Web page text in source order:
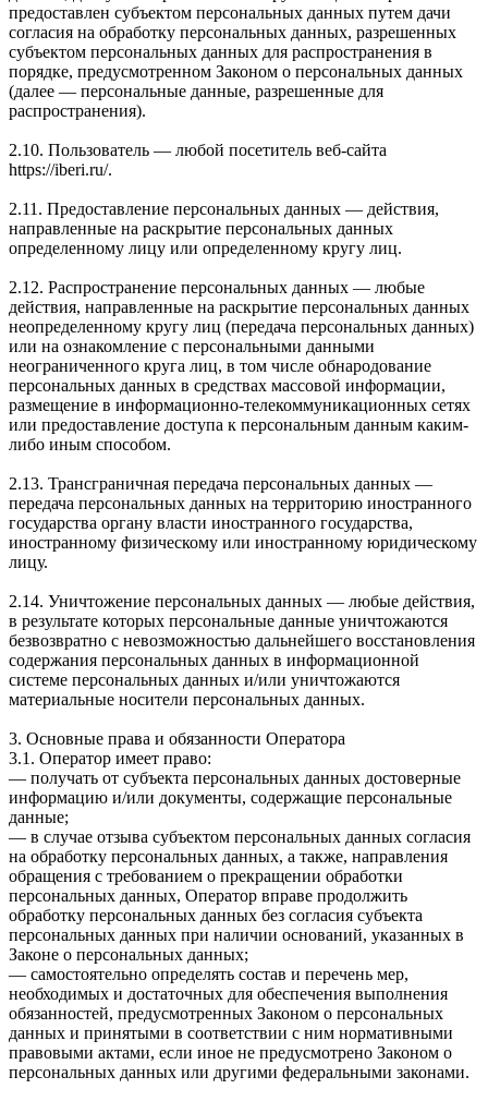
предоставлен субъектом персональных данных путем дачи
согласия на обработку персональных данных, разрешенных
субъектом персональных данных для распространения в
порядке, предусмотренном Законом о персональных данных
(далее — персональные данные, разрешенные для
распространения).
2.10. Пользователь — любой посетитель веб-сайта
https://iberi.ru/.
2.11. Предоставление персональных данных — действия,
направленные на раскрытие персональных данных
определенному лицу или определенному кругу лиц.
2.12. Распространение персональных данных — любые
действия, направленные на раскрытие персональных данных
неопределенному кругу лиц (передача персональных данных)
или на ознакомление с персональными данными
неограниченного круга лиц, в том числе обнародование
персональных данных в средствах массовой информации,
размещение в информационно-телекоммуникационных сетях
или предоставление доступа к персональным данным каким-
либо иным способом.
2.13. Трансграничная передача персональных данных —
передача персональных данных на территорию иностранного
государства органу власти иностранного государства,
иностранному физическому или иностранному юридическому
лицу.
2.14. Уничтожение персональных данных — любые действия,
в результате которых персональные данные уничтожаются
безвозвратно с невозможностью дальнейшего восстановления
содержания персональных данных в информационной
системе персональных данных и/или уничтожаются
материальные носители персональных данных.
3. Основные права и обязанности Оператора
3.1. Оператор имеет право:
— получать от субъекта персональных данных достоверные
информацию и/или документы, содержащие персональные
данные;
— в случае отзыва субъектом персональных данных согласия
на обработку персональных данных, а также, направления
обращения с требованием о прекращении обработки
персональных данных, Оператор вправе продолжить
обработку персональных данных без согласия субъекта
персональных данных при наличии оснований, указанных в
Законе о персональных данных;
— самостоятельно определять состав и перечень мер,
необходимых и достаточных для обеспечения выполнения
обязанностей, предусмотренных Законом о персональных
данных и принятыми в соответствии с ним нормативными
правовыми актами, если иное не предусмотрено Законом о
персональных данных или другими федеральными законами.